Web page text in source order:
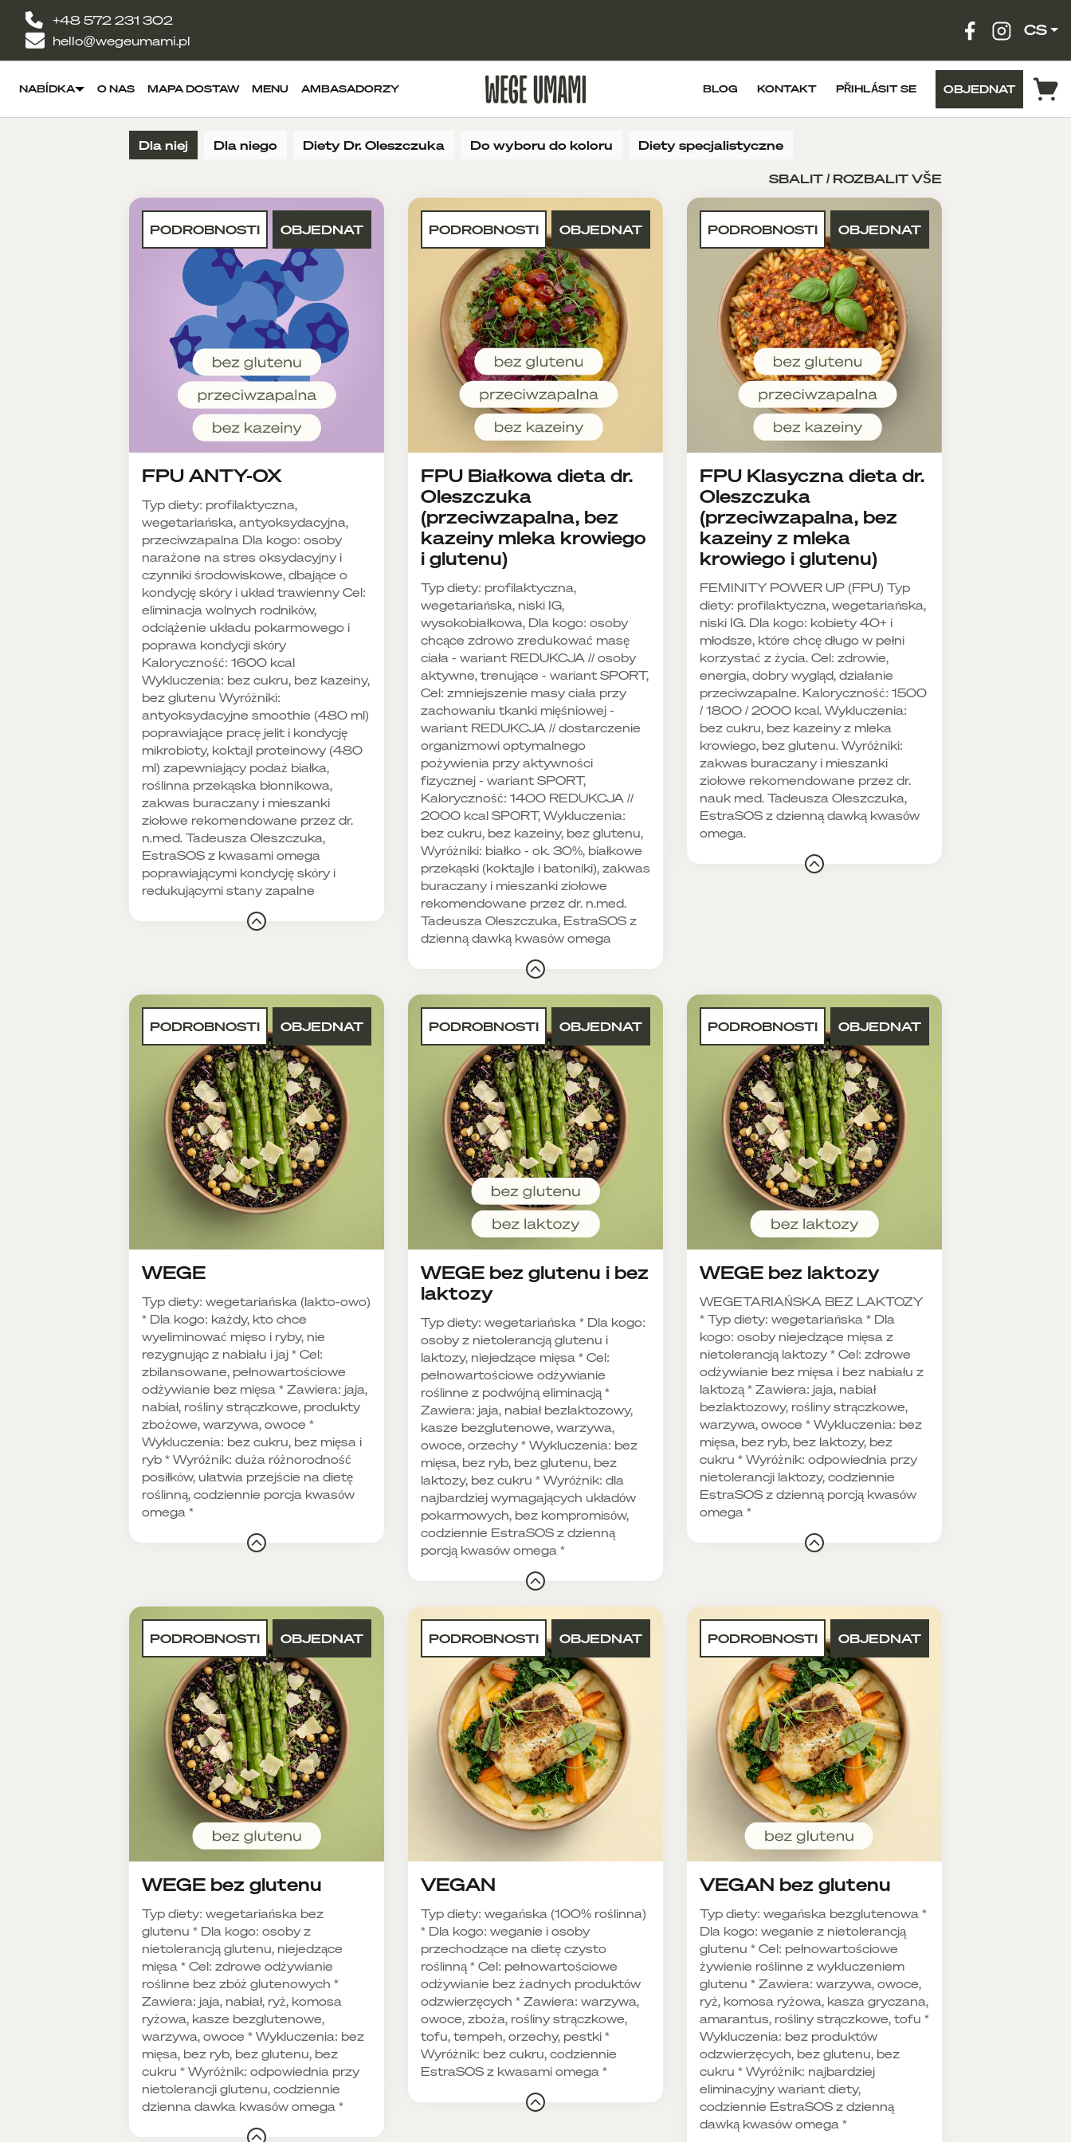
+48 572 231 302
hello@wegeumami.pl
CS
NABÍDKA O NAS MAPA DOSTAW MENU AMBASADORZY BLOG KONTAKT PŘIHLÁSIT SE OBJEDNAT
Dla niej Dla niego Diety Dr. Oleszczuka Do wyboru do koloru
Diety specjalistyczne
SBALIT / ROZBALIT VŠE
PODROBNOSTI
FPU ANTY-OX
OBJEDNAT
Typ diety: profilaktyczna,
wegetariańska, antyoksydacyjna,
przeciwzapalna Dla kogo: osoby
narażone na stres oksydacyjny i
czynniki środowiskowe, dbające o
kondycję skóry i układ trawienny Cel:
eliminacja wolnych rodników,
odciążenie układu pokarmowego i
poprawa kondycji skóry
Kaloryczność: 1600 kcal
Wykluczenia: bez cukru, bez kazeiny,
bez glutenu Wyróżniki:
antyoksydacyjne smoothie (480 ml)
poprawiające pracę jelit i kondycję
mikrobioty, koktajl proteinowy (480
ml) zapewniający podaż białka,
roślinna przekąska błonnikowa,
zakwas buraczany i mieszanki
ziołowe rekomendowane przez dr.
n.med. Tadeusza Oleszczuka,
EstraSOS z kwasami omega
poprawiającymi kondycję skóry i
redukującymi stany zapalne
PODROBNOSTI
FPU Białkowa dieta dr.
Oleszczuka
(przeciwzapalna, bez
kazeiny mleka krowiego
i glutenu)
OBJEDNAT
Typ diety: profilaktyczna,
wegetariańska, niski IG,
wysokobiałkowa, Dla kogo: osoby
chcące zdrowo zredukować masę
ciała - wariant REDUKCJA // osoby
aktywne, trenujące - wariant SPORT,
Cel: zmniejszenie masy ciała przy
zachowaniu tkanki mięśniowej -
wariant REDUKCJA // dostarczenie
organizmowi optymalnego
pożywienia przy aktywności
fizycznej - wariant SPORT,
Kaloryczność: 1400 REDUKCJA //
2000 kcal SPORT, Wykluczenia:
bez cukru, bez kazeiny, bez glutenu,
Wyróżniki: białko - ok. 30%, białkowe
przekąski (koktajle i batoniki), zakwas
buraczany i mieszanki ziołowe
rekomendowane przez dr. n.med.
Tadeusza Oleszczuka, EstraSOS z
dzienną dawką kwasów omega
PODROBNOSTI
FPU Klasyczna dieta dr.
Oleszczuka
(przeciwzapalna, bez
kazeiny z mleka
krowiego i glutenu)
OBJEDNAT
FEMINITY POWER UP (FPU) Typ
diety: profilaktyczna, wegetariańska,
niski IG. Dla kogo: kobiety 40+ i
młodsze, które chcę długo w pełni
korzystać z życia. Cel: zdrowie,
energia, dobry wygląd, działanie
przeciwzapalne. Kaloryczność: 1500
/ 1800 / 2000 kcal. Wykluczenia:
bez cukru, bez kazeiny z mleka
krowiego, bez glutenu. Wyróżniki:
zakwas buraczany i mieszanki
ziołowe rekomendowane przez dr.
nauk med. Tadeusza Oleszczuka,
EstraSOS z dzienną dawką kwasów
omega.
PODROBNOSTI
WEGE
OBJEDNAT
Typ diety: wegetariańska (lakto-owo)
* Dla kogo: każdy, kto chce
wyeliminować mięso i ryby, nie
rezygnując z nabiału i jaj * Cel:
zbilansowane, pełnowartościowe
odżywianie bez mięsa * Zawiera: jaja,
nabiał, rośliny strączkowe, produkty
zbożowe, warzywa, owoce *
Wykluczenia: bez cukru, bez mięsa i
ryb * Wyróżnik: duża różnorodność
posiłków, ułatwia przejście na dietę
roślinną, codziennie porcja kwasów
omega *
PODROBNOSTI
WEGE bez glutenu i bez
laktozy
OBJEDNAT
Typ diety: wegetariańska * Dla kogo:
osoby z nietolerancją glutenu i
laktozy, niejedzące mięsa * Cel:
pełnowartościowe odżywianie
roślinne z podwójną eliminacją *
Zawiera: jaja, nabiał bezlaktozowy,
kasze bezglutenowe, warzywa,
owoce, orzechy * Wykluczenia: bez
mięsa, bez ryb, bez glutenu, bez
laktozy, bez cukru * Wyróżnik: dla
najbardziej wymagających układów
pokarmowych, bez kompromisów,
codziennie EstraSOS z dzienną
porcją kwasów omega *
PODROBNOSTI
WEGE bez laktozy
OBJEDNAT
WEGETARIAŃSKA BEZ LAKTOZY
* Typ diety: wegetariańska * Dla
kogo: osoby niejedzące mięsa z
nietolerancją laktozy * Cel: zdrowe
odżywianie bez mięsa i bez nabiału z
laktozą * Zawiera: jaja, nabiał
bezlaktozowy, rośliny strączkowe,
warzywa, owoce * Wykluczenia: bez
mięsa, bez ryb, bez laktozy, bez
cukru * Wyróżnik: odpowiednia przy
nietolerancji laktozy, codziennie
EstraSOS z dzienną porcją kwasów
omega *
PODROBNOSTI
WEGE bez glutenu
OBJEDNAT
Typ diety: wegetariańska bez
glutenu * Dla kogo: osoby z
nietolerancją glutenu, niejedzące
mięsa * Cel: zdrowe odżywianie
roślinne bez zbóż glutenowych *
Zawiera: jaja, nabiał, ryż, komosa
ryżowa, kasze bezglutenowe,
warzywa, owoce * Wykluczenia: bez
mięsa, bez ryb, bez glutenu, bez
cukru * Wyróżnik: odpowiednia przy
nietolerancji glutenu, codziennie
dzienna dawka kwasów omega *
PODROBNOSTI
VEGAN
OBJEDNAT
Typ diety: wegańska (100% roślinna)
* Dla kogo: weganie i osoby
przechodzące na dietę czysto
roślinną * Cel: pełnowartościowe
odżywianie bez żadnych produktów
odzwierzęcych * Zawiera: warzywa,
owoce, zboża, rośliny strączkowe,
tofu, tempeh, orzechy, pestki *
Wyróżnik: bez cukru, codziennie
EstraSOS z kwasami omega *
PODROBNOSTI
VEGAN bez glutenu
OBJEDNAT
Typ diety: wegańska bezglutenowa *
Dla kogo: weganie z nietolerancją
glutenu * Cel: pełnowartościowe
żywienie roślinne z wykluczeniem
glutenu * Zawiera: warzywa, owoce,
ryż, komosa ryżowa, kasza gryczana,
amarantus, rośliny strączkowe, tofu *
Wykluczenia: bez produktów
odzwierzęcych, bez glutenu, bez
cukru * Wyróżnik: najbardziej
eliminacyjny wariant diety,
codziennie EstraSOS z dzienną
dawką kwasów omega *